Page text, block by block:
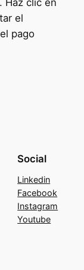
Haz clic en
el
pago
Social
Linkedin
Facebook
Instagram
Youtube